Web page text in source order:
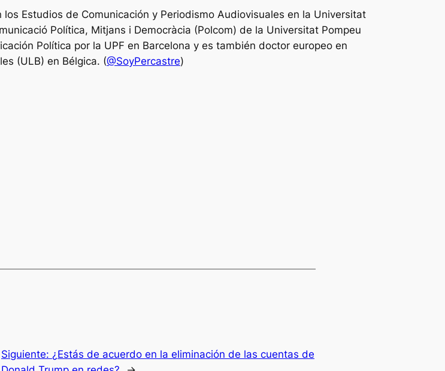
Estudios de Comunicación y Periodismo Audiovisuales en la Universitat
Política, Mitjans i Democràcia (Polcom) de la Universitat Pompeu
Política por la UPF en Barcelona y es también doctor europeo en
(ULB) en Bélgica. (@SoyPercastre)
Siguiente: ¿Estás de acuerdo en la eliminación de las cuentas de